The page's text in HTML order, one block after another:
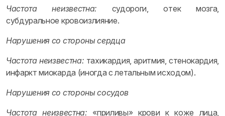
Частота неизвестна: судороги, отек мозга,
субдуральное кровоизлияние.
Нарушения со стороны сердца
Частота неизвестна: тахикардия, аритмия, стенокардия,
инфаркт миокарда (иногда с летальным исходом).
Нарушения со стороны сосудов
Частота неизвестна: «приливы» крови к коже лица,